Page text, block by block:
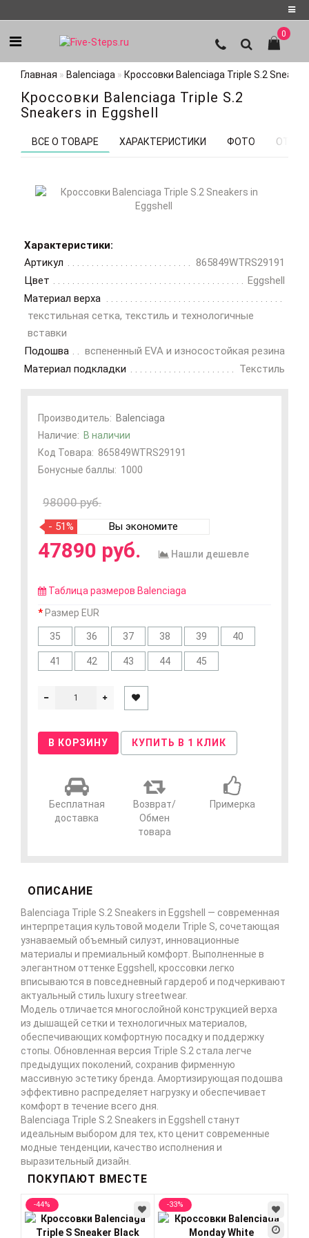
Регистрация
Авторизация
0
Главная Balenciaga Кроссовки Balenciaga Triple S.2
Кроссовки Balenciaga Triple S.2
Sneakers in Eggshell
ВСЕ О ТОВАРЕ ХАРАКТЕРИСТИКИ ФОТО
Характеристики:
Артикул
865849WTRS29191
Цвет
Eggshell
Материал верха
текстильная сетка, текстиль и технологичные
вставки
Подошва
вспененный EVA и износостойкая резина
Материал подкладки
Текстиль
Производитель: Balenciaga
Наличие: В наличии
Код Товара: 865849WTRS29191
Бонусные баллы: 1000
98000 руб.
- 51% Вы экономите
47890 руб. Нашли дешевле
Таблица размеров Balenciaga
Размер EUR
35 36 37 38 39 40
41 42 43 44 45
В КОРЗИНУ КУПИТЬ В 1 КЛИК
Бесплатная
доставка
Возврат/
Обмен
товара
Примерка
ОПИСАНИЕ
Balenciaga Triple S.2 Sneakers in Eggshell — современная
интерпретация культовой модели Triple S, сочетающая
узнаваемый объемный силуэт, инновационные
материалы и премиальный комфорт. Выполненные в
элегантном оттенке Eggshell, кроссовки легко
вписываются в повседневный гардероб и подчеркивают
актуальный стиль luxury streetwear.
Модель отличается многослойной конструкцией верха
из дышащей сетки и технологичных материалов,
обеспечивающих комфортную посадку и поддержку
стопы. Обновленная версия Triple S.2 стала легче
предыдущих поколений, сохранив фирменную
массивную эстетику бренда. Амортизирующая подошва
эффективно распределяет нагрузку и обеспечивает
комфорт в течение всего дня.
Balenciaga Triple S.2 Sneakers in Eggshell станут
идеальным выбором для тех, кто ценит современные
модные тенденции, качество исполнения и
выразительный дизайн.
ПОКУПАЮТ ВМЕСТЕ
-44% -33%